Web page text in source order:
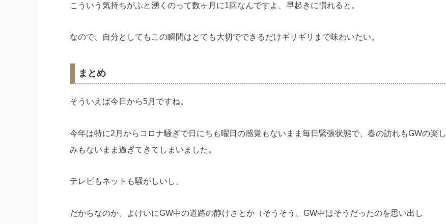
こういう気持ちがふと湧くのって数ヶ月に1回なんですよ、早起きに慣れると。
なので、自分としてもこの瞬間はとても大切でできるだけギリギリまで味わいたい。
まとめ
そういえば今日から5月ですね。
今年は特に2月からコロナ騒ぎで日にちも曜日の感覚もないまま毎日緊張状態で、春の訪れもGWの楽し
みもないまま過ぎてきてしまいました。
テレビもネットも騒がしいし。
だからなのか、よけいにGW中の道路の静けさとか（そうそう、GW中はそうだったのを思い出し